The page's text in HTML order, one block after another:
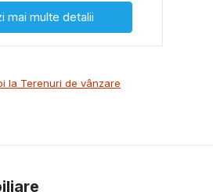
mai multe detalii
la Terenuri de vânzare